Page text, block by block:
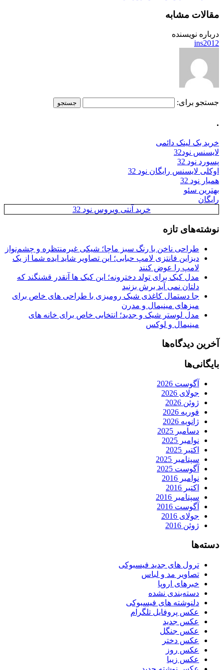
مقالات مشابه
درباره نویسنده
ins2012
جستجو برای:
.
خرید بک لینک دائمی
لایسنس نود32
پسورد نود 32
اوکلی لایسنس رایگان نود 32
همیار نود 32
بهترین سئو
رایگان
خرید آنتی ویروس نود 32
نوشته‌های تازه
طراحی ناخن با رنگ سبز ماچا؛ شیکی غیرمنتظره و چشم‌نواز
دیزاین فانتزی لامپ حبابی؛ این تصاویر شاید ایده شما از یک
لامپ را عوض کنند
مدل کیک برای تولد دخترونه؛ این کیک ها آنقدر قشنگند که
دلتان نمی آید برش بزنید
جا دستمال کاغذی شیک رومیزی با طراحی های خاص برای
میزهای مینیمال و مدرن
مدل لوستر شیک و جدید؛ انتخابی خاص برای خانه های
مینیمال و لوکس
آخرین دیدگاه‌ها
بایگانی‌ها
آگوست 2026
جولای 2026
ژوئن 2026
فوریه 2026
ژانویه 2026
دسامبر 2025
نوامبر 2025
اکتبر 2025
سپتامبر 2025
آگوست 2025
نوامبر 2016
اکتبر 2016
سپتامبر 2016
آگوست 2016
جولای 2016
ژوئن 2016
دسته‌ها
ترول های جدید فیسبوکی
تصاویر مد و لباس
خبرهای اروپا
دسته‌بندی نشده
دلنوشته های فیسبوکی
عکس پروفایل تلگرام
عکس جدید
عکس جنگل
عکس دختر
عکس روز
عکس زیبا